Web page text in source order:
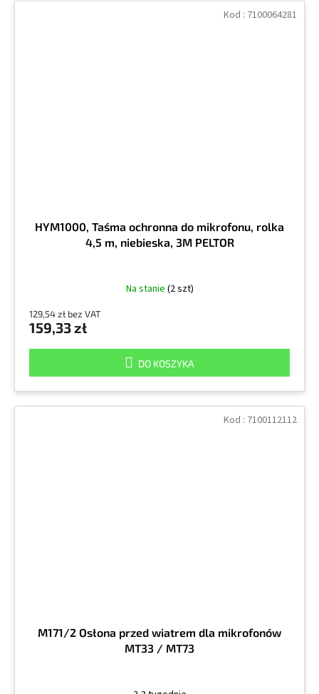
HYM1000, Taśma ochronna do mikrofonu, rolka
4,5 m, niebieska, 3M PELTOR
Na stanie (2 szt)
129,54 zł bez VAT
159,33 zł
DO KOSZYKA
Kod : 7100064281
M171/2 Osłona przed wiatrem dla mikrofonów
MT33 / MT73
Kod : 7100112112